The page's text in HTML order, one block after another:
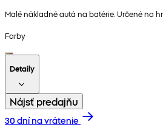
Malé nákladné autá na batérie. Určené na
Farby
Detaily
Nájsť predajňu
30 dní na vrátenie